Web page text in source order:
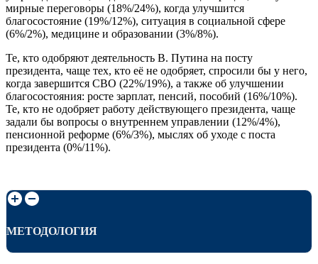
мирные переговоры (18%/24%), когда улучшится
благосостояние (19%/12%), ситуация в социальной сфере
(6%/2%), медицине и образовании (3%/8%).
Те, кто одобряют деятельность В. Путина на посту
президента, чаще тех, кто её не одобряет, спросили бы у него,
когда завершится СВО (22%/19%), а также об улучшении
благосостояния: росте зарплат, пенсий, пособий (16%/10%).
Те, кто не одобряет работу действующего президента, чаще
задали бы вопросы о внутреннем управлении (12%/4%),
пенсионной реформе (6%/3%), мыслях об уходе с поста
президента (0%/11%).
МЕТОДОЛОГИЯ